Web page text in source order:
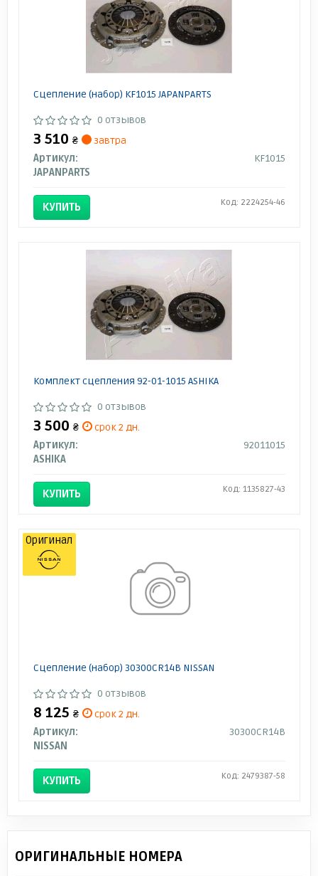
Сцепление (набор) KF1015 JAPANPARTS
0 отзывов
3 510 ₴
завтра
Артикул:
KF1015
JAPANPARTS
КУПИТЬ Код: 2224254-46
Комплект сцепления 92-01-1015 ASHIKA
0 отзывов
3 500 ₴
срок 2 дн.
Артикул:
92011015
ASHIKA
КУПИТЬ Код: 1135827-43
Сцепление (набор) 30300CR14B NISSAN
0 отзывов
8 125 ₴
срок 2 дн.
Артикул:
30300CR14B
NISSAN
КУПИТЬ Код: 2479387-58
Оригинал
ОРИГИНАЛЬНЫЕ НОМЕРА